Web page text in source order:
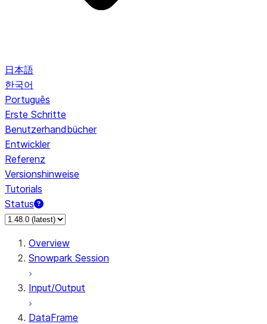
日本語
한국어
Português
Erste Schritte
Benutzerhandbücher
Entwickler
Referenz
Versionshinweise
Tutorials
Status
Overview
Snowpark Session
Input/Output
DataFrame